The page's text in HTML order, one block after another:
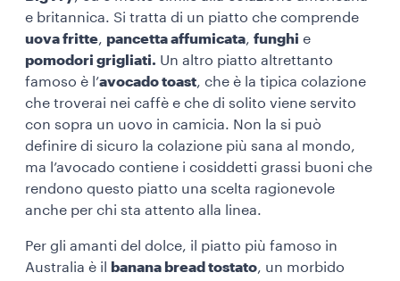
e britannica. Si tratta di un piatto che comprende
uova fritte, pancetta affumicata, funghi e
pomodori grigliati. Un altro piatto altrettanto
famoso è l’avocado toast, che è la tipica colazione
che troverai nei caffè e che di solito viene servito
con sopra un uovo in camicia. Non la si può
definire di sicuro la colazione più sana al mondo,
ma l’avocado contiene i cosiddetti grassi buoni che
rendono questo piatto una scelta ragionevole
anche per chi sta attento alla linea.
Per gli amanti del dolce, il piatto più famoso in
Australia è il
banana bread tostato, un morbido